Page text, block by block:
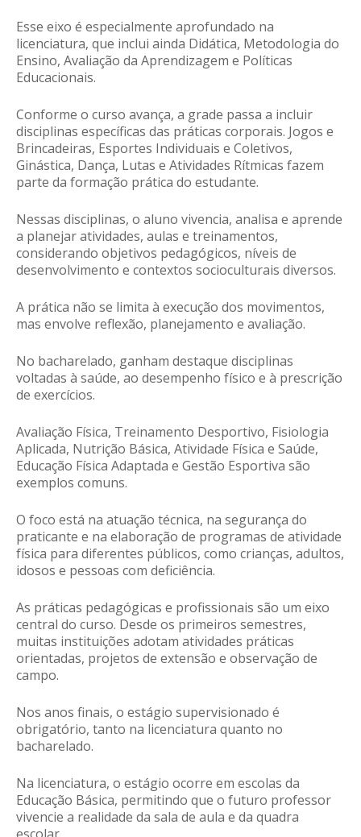
Esse eixo é especialmente aprofundado na
licenciatura, que inclui ainda Didática, Metodologia do
Ensino, Avaliação da Aprendizagem e Políticas
Educacionais.
Conforme o curso avança, a grade passa a incluir
disciplinas específicas das práticas corporais. Jogos e
Brincadeiras, Esportes Individuais e Coletivos,
Ginástica, Dança, Lutas e Atividades Rítmicas fazem
parte da formação prática do estudante.
Nessas disciplinas, o aluno vivencia, analisa e aprende
a planejar atividades, aulas e treinamentos,
considerando objetivos pedagógicos, níveis de
desenvolvimento e contextos socioculturais diversos.
A prática não se limita à execução dos movimentos,
mas envolve reflexão, planejamento e avaliação.
No bacharelado, ganham destaque disciplinas
voltadas à saúde, ao desempenho físico e à prescrição
de exercícios.
Avaliação Física, Treinamento Desportivo, Fisiologia
Aplicada, Nutrição Básica, Atividade Física e Saúde,
Educação Física Adaptada e Gestão Esportiva são
exemplos comuns.
O foco está na atuação técnica, na segurança do
praticante e na elaboração de programas de atividade
física para diferentes públicos, como crianças, adultos,
idosos e pessoas com deficiência.
As práticas pedagógicas e profissionais são um eixo
central do curso. Desde os primeiros semestres,
muitas instituições adotam atividades práticas
orientadas, projetos de extensão e observação de
campo.
Nos anos finais, o estágio supervisionado é
obrigatório, tanto na licenciatura quanto no
bacharelado.
Na licenciatura, o estágio ocorre em escolas da
Educação Básica, permitindo que o futuro professor
vivencie a realidade da sala de aula e da quadra